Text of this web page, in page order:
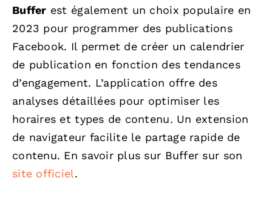
Buffer est également un choix populaire en
2023 pour programmer des publications
Facebook. Il permet de créer un calendrier
de publication en fonction des tendances
d’engagement. L’application offre des
analyses détaillées pour optimiser les
horaires et types de contenu. Un extension
de navigateur facilite le partage rapide de
contenu. En savoir plus sur Buffer sur son
site officiel.